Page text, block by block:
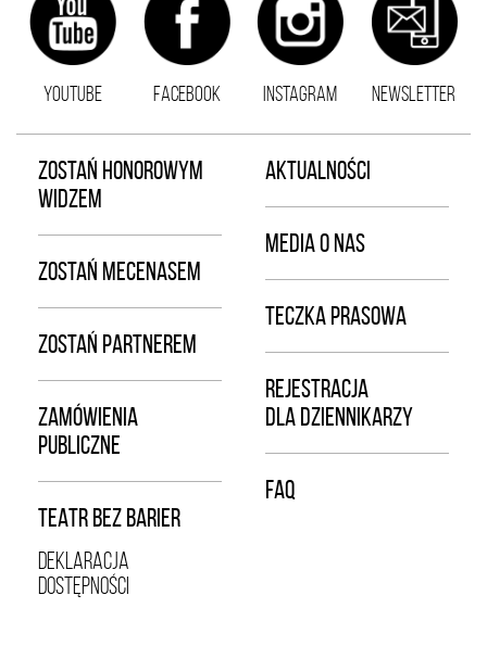
YOUTUBE FACEBOOK INSTAGRAM NEWSLETTER
ZOSTAŃ HONOROWYM
WIDZEM
ZOSTAŃ MECENASEM
ZOSTAŃ PARTNEREM
ZAMÓWIENIA
PUBLICZNE
TEATR BEZ BARIER
DEKLARACJA
DOSTĘPNOŚCI
AKTUALNOŚCI
MEDIA O NAS
TECZKA PRASOWA
REJESTRACJA
DLA DZIENNIKARZY
FAQ